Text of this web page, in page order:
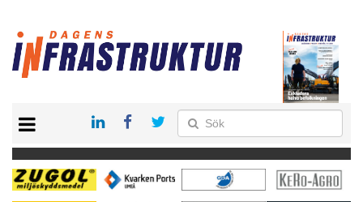
KONTAKT
VÅRA ANDRA MAGASIN